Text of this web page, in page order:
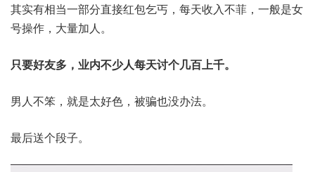
其实有相当一部分直接红包乞丐，每天收入不菲，一般是女
号操作，大量加人。
只要好友多，业内不少人每天讨个几百上千。
男人不笨，就是太好色，被骗也没办法。
最后送个段子。